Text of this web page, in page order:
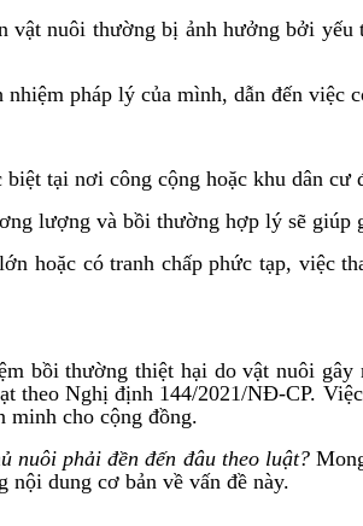
nuôi thường bị ảnh hưởng bởi
pháp lý của mình, dẫn đến việc
tại nơi công cộng hoặc khu dân
lượng và bồi thường hợp lý sẽ giúp
hoặc có tranh chấp phức tạp, việc
bồi thường thiệt hại do vật nuôi
Nghị định 144/2021/NĐ-CP.
minh cho cộng đồng.
nuôi phải đền đến đâu theo luật?
nội dung cơ bản về vấn đề này.